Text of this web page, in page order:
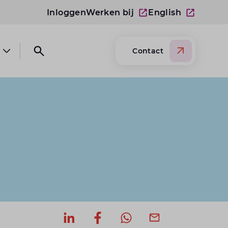
InloggenWerken bij English
Open submenu Over Lansigt
Open search website
Contact